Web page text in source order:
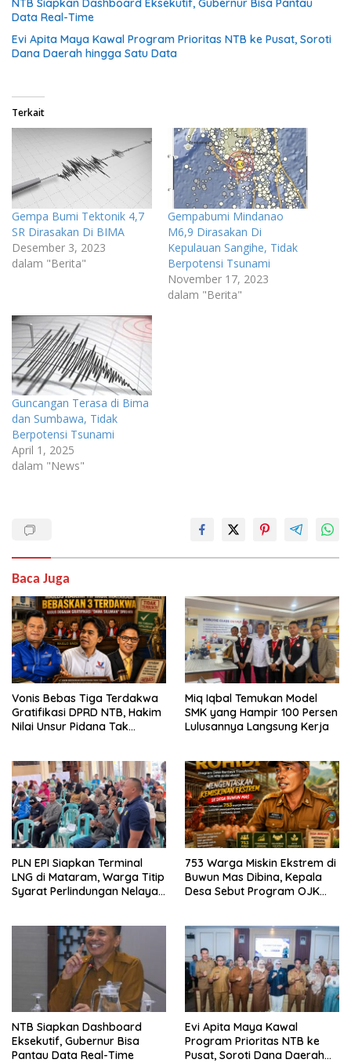
NTB Siapkan Dashboard Eksekutif, Gubernur Bisa Pantau
Data Real-Time
Evi Apita Maya Kawal Program Prioritas NTB ke Pusat, Soroti
Dana Daerah hingga Satu Data
Terkait
Gempa Bumi Tektonik 4,7
SR Dirasakan Di BIMA
Desember 3, 2023
dalam "Berita"
Gempabumi Mindanao
M6,9 Dirasakan Di
Kepulauan Sangihe, Tidak
Berpotensi Tsunami
November 17, 2023
dalam "Berita"
Guncangan Terasa di Bima
dan Sumbawa, Tidak
Berpotensi Tsunami
April 1, 2025
dalam "News"
Baca Juga
Vonis Bebas Tiga Terdakwa
Gratifikasi DPRD NTB, Hakim
Nilai Unsur Pidana Tak
Miq Iqbal Temukan Model
SMK yang Hampir 100 Persen
Lulusannya Langsung Kerja
PLN EPI Siapkan Terminal
LNG di Mataram, Warga Titip
Syarat Perlindungan Nelayan
753 Warga Miskin Ekstrem di
Buwun Mas Dibina, Kepala
Desa Sebut Program OJK
NTB Siapkan Dashboard
Eksekutif, Gubernur Bisa
Pantau Data Real-Time
Evi Apita Maya Kawal
Program Prioritas NTB ke
Pusat, Soroti Dana Daerah